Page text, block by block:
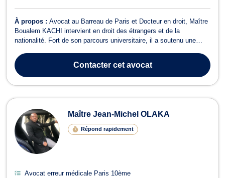
À propos : Avocat au Barreau de Paris et Docteur en droit, Maître
Boualem KACHI intervient en droit des étrangers et de la
nationalité. Fort de son parcours universitaire, il a soutenu une
étrangers et a effectué un stage pratique au sein du service
contentieux des étrangers...
Contactercet avocat
Maître Jean-Michel OLAKA
Répond rapidement
Avocat erreur médicale Paris 10ème